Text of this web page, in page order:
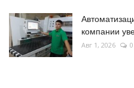
компании
Авг 1, 2026 0